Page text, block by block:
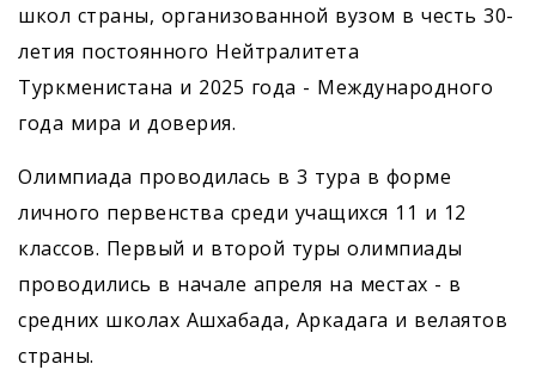
школ страны, организованной вузом в честь 30-
летия постоянного Нейтралитета
Туркменистана и 2025 года - Международного
года мира и доверия.
Олимпиада проводилась в 3 тура в форме
личного первенства среди учащихся 11 и 12
классов. Первый и второй туры олимпиады
проводились в начале апреля на местах - в
средних школах Ашхабада, Аркадага и велаятов
страны.